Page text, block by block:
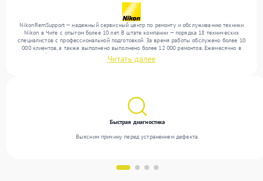
NikonRemSupport — надежный сервисный центр по ремонту и обслуживанию техники
Nikon в Чите с опытом более 10 лет. В штате компании — порядка 18 технических
специалистов с профессиональной подготовкой. За время работы обслужено более 10
000 клиентов, а также выполнено выполнено более 12 000 ремонтов. Ежемесячно в
сервисный центр поступает более 300 устройств, включая , , . Мы устраняем поломки
любой сложности и обеспечиваем надежный результат благодаря квалификации
Читать далее
Быстрая диагностика
Выясним причину перед устранением дефекта.